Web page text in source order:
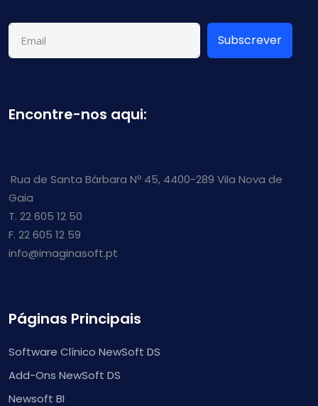
Subscrever
Encontre-nos aqui:
Rua de Santa Bárbara Nº 45, 4400-289 Vila Nova de
Gaia
T. 22 605 12 50
F. 22 605 12 59
info@imaginasoft.pt
Páginas Principais
Software Clínico NewSoft DS
Add-Ons NewSoft DS
Newsoft BI